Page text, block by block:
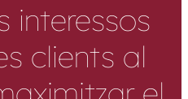
interessos
clients al